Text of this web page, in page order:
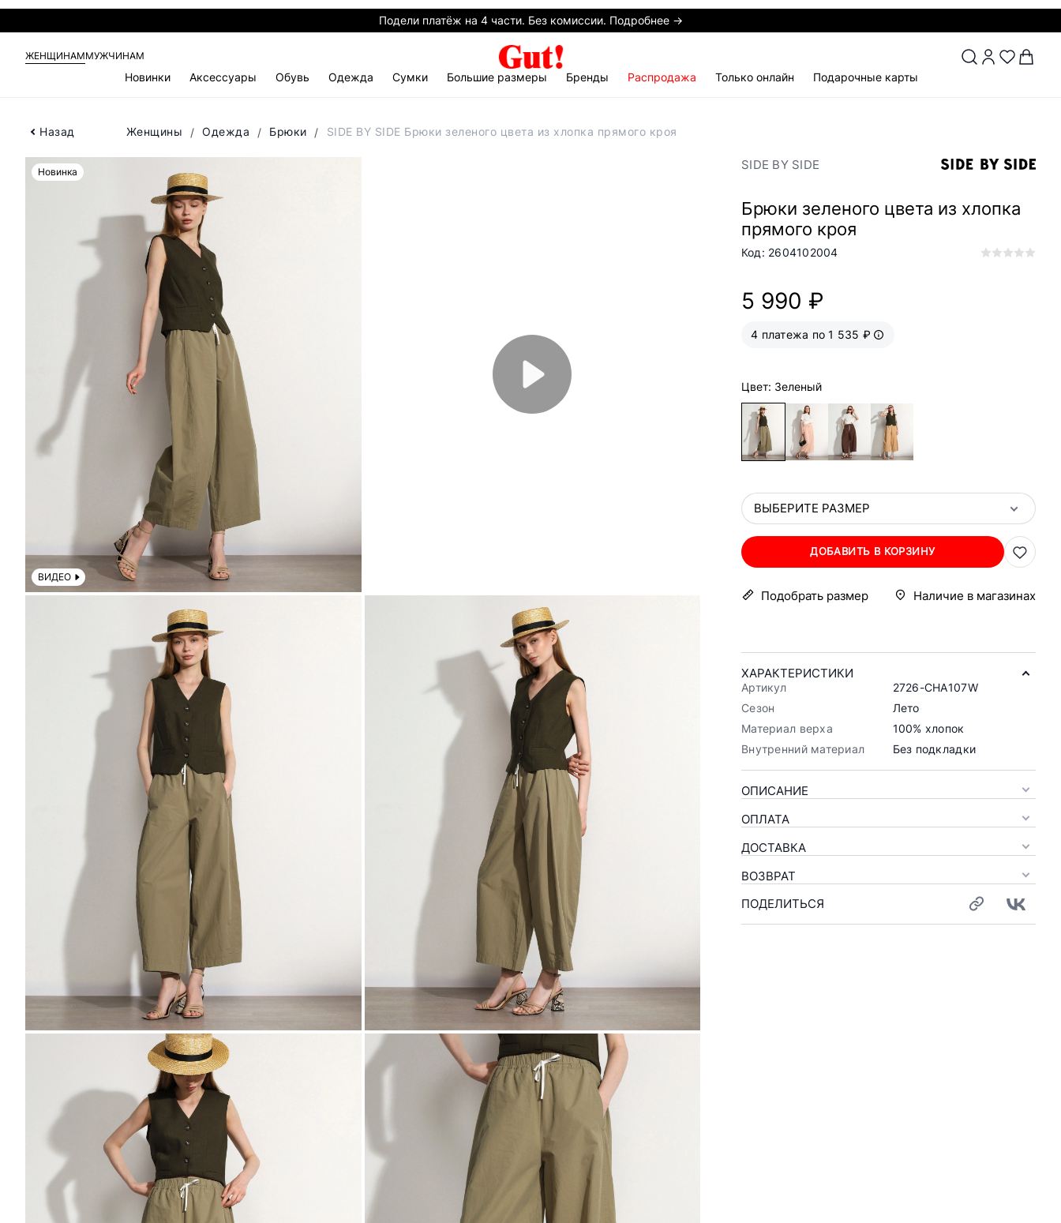
Подели платёж на 4 части. Без комиссии. Подробнее →
ЖЕНЩИНАММУЖЧИНАМ
Новинки Аксессуары Обувь Одежда Сумки Большие размеры Бренды Распродажа Только онлайн Подарочные карты
Назад Женщины Одежда Брюки SIDE BY SIDE Брюки зеленого цвета из хлопка прямого кроя
Новинка
ВИДЕО
SIDE BY SIDE
Брюки зеленого цвета из хлопка
прямого кроя
Код: 2604102004
5 990 ₽
4 платежа по 1 535 ₽
Цвет: Зеленый
ВЫБЕРИТЕ РАЗМЕР
ДОБАВИТЬ В КОРЗИНУ
Подобрать размер Наличие в магазинах
ХАРАКТЕРИСТИКИ
Артикул
2726-CHA107W
Сезон
Лето
Материал верха
100% хлопок
Внутренний материал
Без подкладки
ОПИСАНИЕ
ОПЛАТА
ДОСТАВКА
ВОЗВРАТ
ПОДЕЛИТЬСЯ